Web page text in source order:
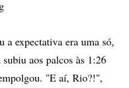
a expectativa era uma só,
aos palcos às 1:26
"E aí, Rio?!",